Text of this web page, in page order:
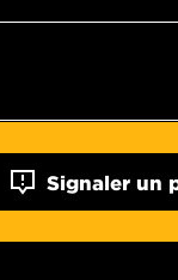
Signaler un